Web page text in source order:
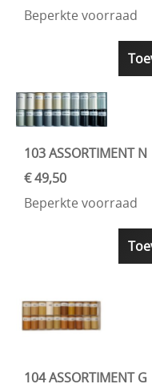
Beperkte voorraad
103 ASSORTIMENT N
€ 49,50
Beperkte voorraad
104 ASSORTIMENT G